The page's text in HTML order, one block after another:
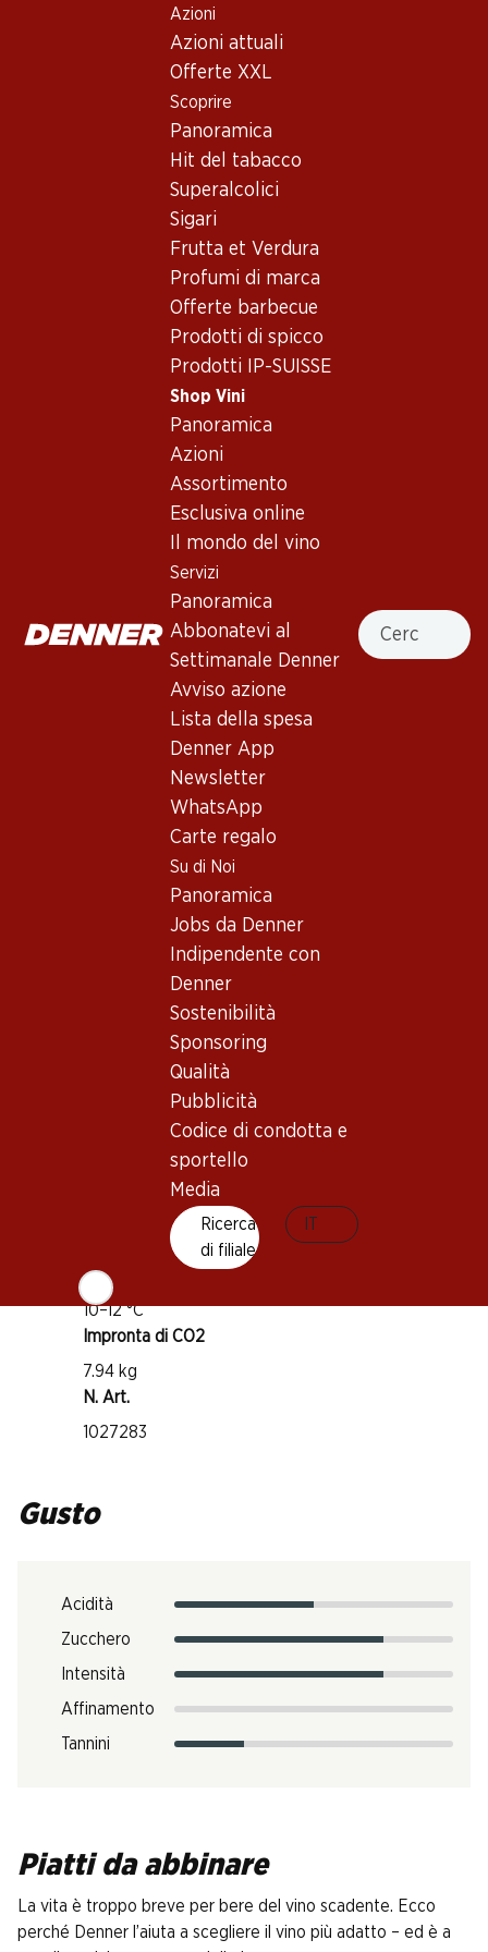
Azioni
Azioni attuali
Offerte XXL
Scoprire
Panoramica
Hit del tabacco
Superalcolici
Sigari
Frutta et Verdura
Profumi di marca
Offerte barbecue
Prodotti di spicco
Prodotti IP-SUISSE
Shop Vini
Panoramica
Azioni
Assortimento
Esclusiva online
Il mondo del vino
Servizi
Panoramica
Abbonatevi al
Settimanale Denner
Avviso azione
Lista della spesa
Denner App
Newsletter
WhatsApp
Carte regalo
Su di Noi
Panoramica
Jobs da Denner
Indipendente con
Denner
Sostenibilità
Sponsoring
Qualità
Pubblicità
Codice di condotta e
sportello
Media
Ricerca
di filiale
Cercare
Vino/champagne
Linguadoca-Rossiglione
Verger du Soleil Syrah Rosé Pays d’Oc IGP
Fronte Retro Imballaggio
Verger du Soleil Syrah Rosé Pays
Linguadoca-Rossiglione , 2025
Rosso lampone chiaro. Profumo di fragole e lamponi. Al
palato risulta fruttato e succoso. Aromaticità persistente.
Buono a sapersi
Maturità di beva
Temperatura di beva
10–12 °C
Impronta di CO2
7.94 kg
N. Art.
1027283
Gusto
Acidità
Zucchero
Intensità
Affinamento
Tannini
Piatti da abbinare
La vita è troppo breve per bere del vino scadente. Ecco
perché Denner l’aiuta a scegliere il vino più adatto – ed è a